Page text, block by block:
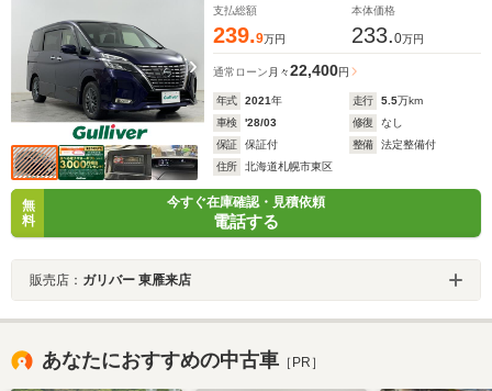
支払総額
239.9万円
本体価格
233.0万円
通常ローン 月々22,400円
年式 2021年 走行 5.5万km
車検
'28/03 修復
なし
保証
保証付 整備
法定整備付
住所
北海道札幌市東区
無
料
今すぐ在庫確認・見積依頼
電話する
販売店： ガリバー 東雁来店
あなたにおすすめの中古車 ［PR］